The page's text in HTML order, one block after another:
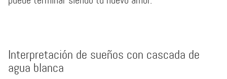
Interpretación de sueños con cascada de
agua blanca